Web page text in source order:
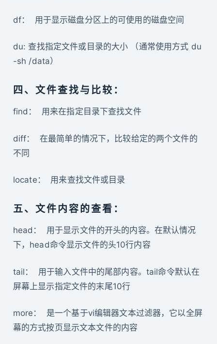
df： 用于显示磁盘分区上的可使用的磁盘空间
du: 查找指定文件或目录的大小 （通常使用方式 du
-sh /data）
四、文件查找与比较：
find： 用来在指定目录下查找文件
diff： 在最简单的情况下，比较给定的两个文件的
不同
locate： 用来查找文件或目录
五、文件内容的查看：
head： 用于显示文件的开头的内容。在默认情况
下，head命令显示文件的头10行内容
tail： 用于输入文件中的尾部内容。tail命令默认在
屏幕上显示指定文件的末尾10行
more： 是一个基于vi编辑器文本过滤器，它以全屏
幕的方式按页显示文本文件的内容